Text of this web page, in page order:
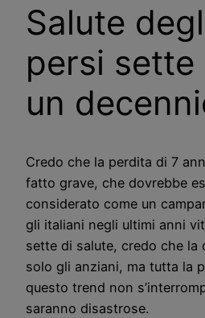
Salute
persi sette
un
Credo che la perdita di 7
fatto grave, che dovrebbe
considerato come un
gli italiani negli ultimi anni
sette di salute, credo che la
solo gli anziani, ma tutta la
questo trend non
saranno disastrose.